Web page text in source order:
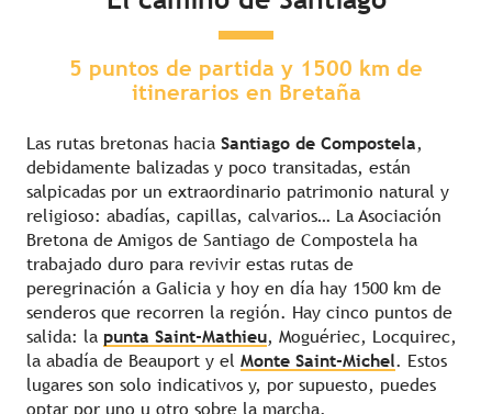
5 puntos de partida y 1500 km de
itinerarios en Bretaña
Las rutas bretonas hacia Santiago de Compostela,
debidamente balizadas y poco transitadas, están
salpicadas por un extraordinario patrimonio natural y
religioso: abadías, capillas, calvarios… La Asociación
Bretona de Amigos de Santiago de Compostela ha
trabajado duro para revivir estas rutas de
peregrinación a Galicia y hoy en día hay 1500 km de
senderos que recorren la región. Hay cinco puntos de
salida: la punta Saint-Mathieu, Moguériec, Locquirec,
la abadía de Beauport y el Monte Saint-Michel. Estos
lugares son solo indicativos y, por supuesto, puedes
optar por uno u otro sobre la marcha.